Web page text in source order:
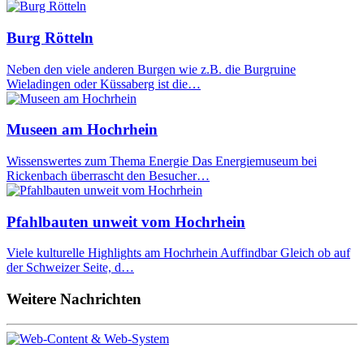
Burg Rötteln
Neben den viele anderen Burgen wie z.B. die Burgruine
Wieladingen oder Küssaberg ist die…
Museen am Hochrhein
Wissenswertes zum Thema Energie Das Energiemuseum bei
Rickenbach überrascht den Besucher…
Pfahlbauten unweit vom Hochrhein
Viele kulturelle Highlights am Hochrhein Auffindbar Gleich ob auf
der Schweizer Seite, d…
Weitere Nachrichten